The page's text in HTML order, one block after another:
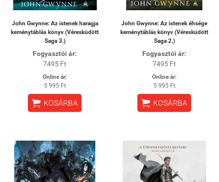
John Gwynne: Az istenek haragja
keménytáblás könyv (Véresküdött
Saga 3.)
Fogyasztói ár:
7495 Ft
Online ár:
5 995 Ft
 KOSÁRBA
John Gwynne: Az istenek éhsége
keménytáblás könyv (Véresküdött
Saga 2.)
Fogyasztói ár:
7495 Ft
Online ár:
5 995 Ft
 KOSÁRBA